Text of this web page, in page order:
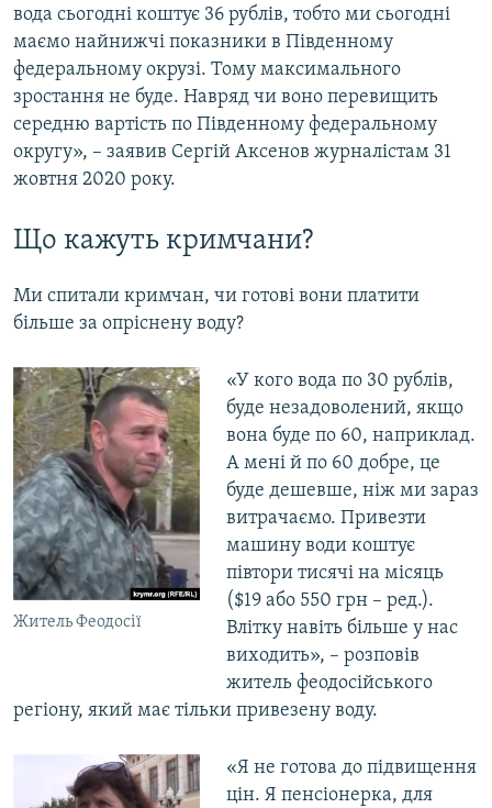
вода сьогодні коштує 36 рублів, тобто ми сьогодні
маємо найнижчі показники в Південному
федеральному окрузі. Тому максимального
зростання не буде. Навряд чи воно перевищить
середню вартість по Південному федеральному
округу», – заявив Сергій Аксенов журналістам 31
жовтня 2020 року.
Що кажуть кримчани?
Ми спитали кримчан, чи готові вони платити
більше за опріснену воду?
Житель Феодосії
«У кого вода по 30 рублів,
буде незадоволений, якщо
вона буде по 60, наприклад.
А мені й по 60 добре, це
буде дешевше, ніж ми зараз
витрачаємо. Привезти
машину води коштує
півтори тисячі на місяць
($19 або 550 грн – ред.).
Влітку навіть більше у нас
виходить», – розповів
житель феодосійського
регіону, який має тільки привезену воду.
«Я не готова до підвищення
цін. Я пенсіонерка, для